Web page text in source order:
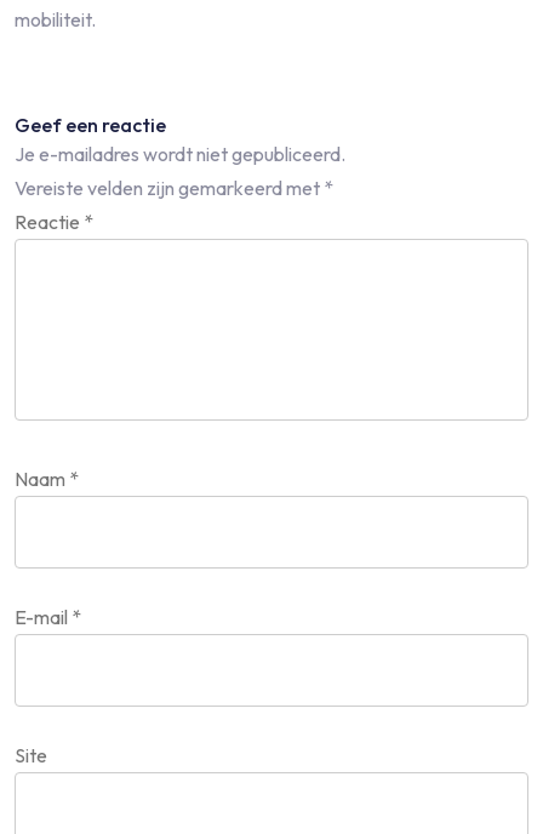
mobiliteit.
Geef een reactie
Je e-mailadres wordt niet gepubliceerd.
Vereiste velden zijn gemarkeerd met *
Reactie *
Naam *
E-mail *
Site